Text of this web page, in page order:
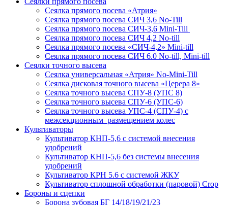
Сеялка прямого посева «Атрия»
Сеялка прямого посева СИЧ 3,6 No-Till
Сеялка прямого посева СИЧ-3,6 Mini-Till
Сеялка прямого посева СИЧ 4,2 No-till
Сеялка прямого посева «СИЧ-4,2» Mini-till
Сеялка прямого посева СИЧ 6.0 No-till, Mini-till
Сеялки точного высева
Сеялка универсальная «Атрия» No-Mini-Till
Сеялка дисковая точного высева «Церера 8»
Сеялка точного высева СПУ-8 (УПС 8)
Сеялка точного высева СПУ-6 (УПС-6)
Сеялка точного высева УПС-4 (СПУ-4) с
межсекционным размещением колес
Культиваторы
Культиватор КНП-5,6 с системой внесения
удобрений
Культиватор КНП-5,6 без системы внесения
удобрений
Культиватор КРН 5.6 с системой ЖКУ
Культиватор сплошной обработки (паровой) Crop
Бороны и сцепки
Борона зубовая БГ 14/18/19/21/23